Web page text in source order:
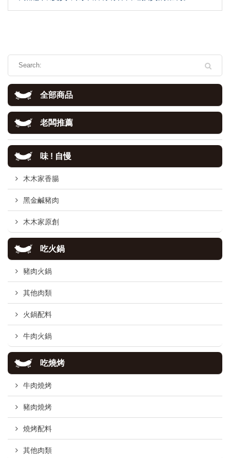
全部商品
老闆推薦
味 ! 自慢
木木家香腸
黑金鹹豬肉
木木家原創
吃火鍋
豬肉火鍋
其他肉類
火鍋配料
牛肉火鍋
吃燒烤
牛肉燒烤
豬肉燒烤
燒烤配料
其他肉類